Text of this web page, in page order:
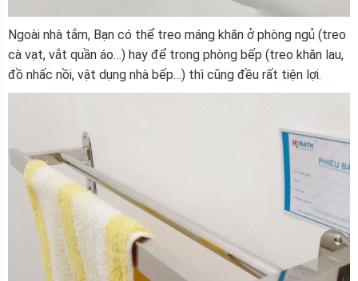
Ngoài nhà tắm, Bạn có thể treo máng khăn ở phòng ngủ (treo
cà vạt, vắt quần áo…) hay để trong phòng bếp (treo khăn lau,
đồ nhấc nồi, vật dụng nhà bếp…) thì cũng đều rất tiện lợi.